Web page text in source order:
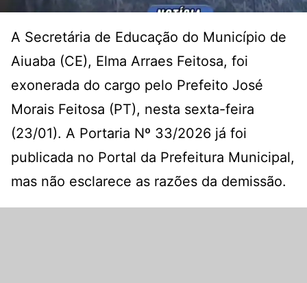
A Secretária de Educação do Município de
Aiuaba (CE), Elma Arraes Feitosa, foi
exonerada do cargo pelo Prefeito José
Morais Feitosa (PT), nesta sexta-feira
(23/01). A Portaria Nº 33/2026 já foi
publicada no Portal da Prefeitura Municipal,
mas não esclarece as razões da demissão.